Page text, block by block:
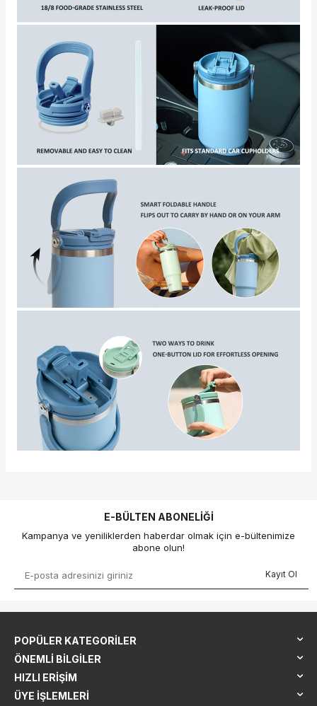
E-BÜLTEN ABONELIĞI
Kampanya ve yeniliklerden haberdar olmak için e-bültenimize
abone olun!
Kayıt Ol
POPÜLER KATEGORILER
ÖNEMLI BILGILER
HIZLI ERIŞIM
ÜYE İŞLEMLERI